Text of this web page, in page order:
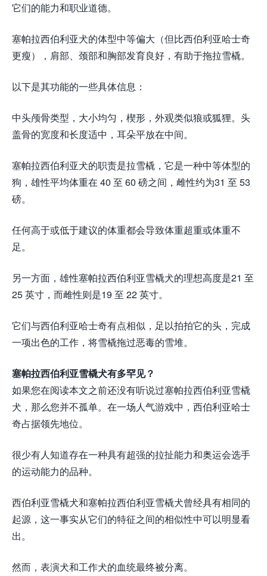
它们的能力和职业道德。
塞帕拉西伯利亚犬的体型中等偏大（但比西伯利亚哈士奇
更瘦），肩部、颈部和胸部发育良好，有助于拖拉雪橇。
以下是其功能的一些具体信息：
中头颅骨类型，大小均匀，楔形，外观类似狼或狐狸。头
盖骨的宽度和长度适中，耳朵平放在中间。
塞帕拉西伯利亚犬的职责是拉雪橇，它是一种中等体型的
狗，雄性平均体重在 40 至 60 磅之间，雌性约为31 至 53
磅。
任何高于或低于建议的体重都会导致体重超重或体重不
足。
另一方面，雄性塞帕拉西伯利亚雪橇犬的理想高度是21 至
25 英寸，而雌性则是19 至 22 英寸。
它们与西伯利亚哈士奇有点相似，足以拍拍它的头，完成
一项出色的工作，将雪橇拖过恶毒的雪堆。
塞帕拉西伯利亚雪橇犬有多罕见？
如果您在阅读本文之前还没有听说过塞帕拉西伯利亚雪橇
犬，那么您并不孤单。在一场人气游戏中，西伯利亚哈士
奇占据领先地位。
很少有人知道存在一种具有超强的拉扯能力和奥运会选手
的运动能力的品种。
西伯利亚雪橇犬和塞帕拉西伯利亚雪橇犬曾经具有相同的
起源，这一事实从它们的特征之间的相似性中可以明显看
出。
然而，表演犬和工作犬的血统最终被分离。